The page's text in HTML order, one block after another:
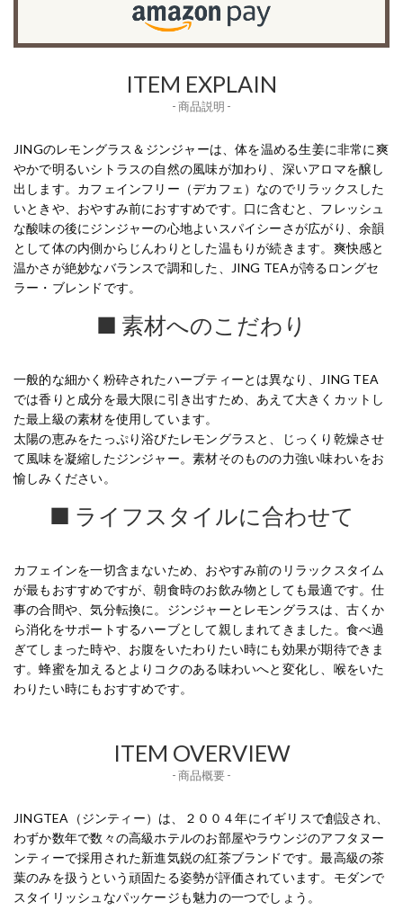
ITEM EXPLAIN
- 商品説明 -
JINGのレモングラス＆ジンジャーは、体を温める生姜に非常に爽
やかで明るいシトラスの自然の風味が加わり、深いアロマを醸し
出します。カフェインフリー（デカフェ）なのでリラックスした
いときや、おやすみ前におすすめです。口に含むと、フレッシュ
な酸味の後にジンジャーの心地よいスパイシーさが広がり、余韻
として体の内側からじんわりとした温もりが続きます。爽快感と
温かさが絶妙なバランスで調和した、JING TEAが誇るロングセ
ラー・ブレンドです。
■ 素材へのこだわり
一般的な細かく粉砕されたハーブティーとは異なり、JING TEA
では香りと成分を最大限に引き出すため、あえて大きくカットし
た最上級の素材を使用しています。
太陽の恵みをたっぷり浴びたレモングラスと、じっくり乾燥させ
て風味を凝縮したジンジャー。素材そのものの力強い味わいをお
愉しみください。
■ ライフスタイルに合わせて
カフェインを一切含まないため、おやすみ前のリラックスタイム
が最もおすすめですが、朝食時のお飲み物としても最適です。仕
事の合間や、気分転換に。ジンジャーとレモングラスは、古くか
ら消化をサポートするハーブとして親しまれてきました。食べ過
ぎてしまった時や、お腹をいたわりたい時にも効果が期待できま
す。蜂蜜を加えるとよりコクのある味わいへと変化し、喉をいた
わりたい時にもおすすめです。
ITEM OVERVIEW
- 商品概要 -
JINGTEA（ジンティー）は、２００４年にイギリスで創設され、
わずか数年で数々の高級ホテルのお部屋やラウンジのアフタヌー
ンティーで採用された新進気鋭の紅茶ブランドです。最高級の茶
葉のみを扱うという頑固たる姿勢が評価されています。モダンで
スタイリッシュなパッケージも魅力の一つでしょう。